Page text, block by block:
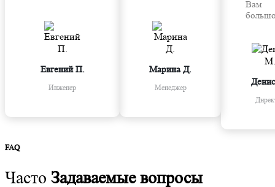
Евгений П.
Инженер
Марина Д.
Менеджер
Вам
FAQ
Часто Задаваемые вопросы